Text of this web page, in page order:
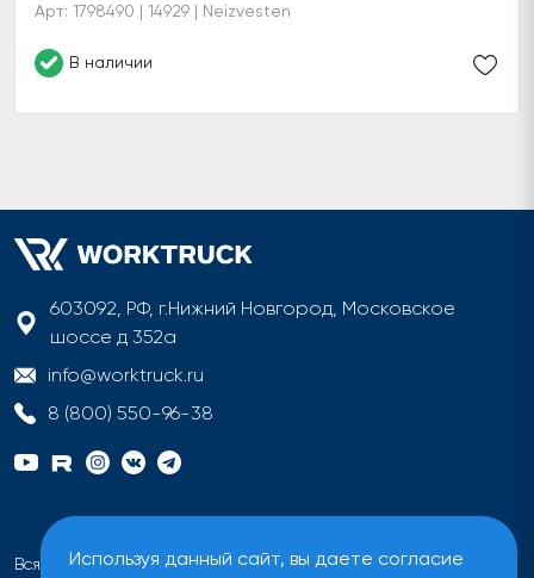
Используя данный сайт, вы даете согласие
Арт: 1798490 | 14929 | Neizvesten
В наличии
603092, РФ, г.Нижний Новгород, Московское
шоссе д 352а
info@worktruck.ru
8 (800) 550-96-38
Вся информация на сайте имеет исключительно